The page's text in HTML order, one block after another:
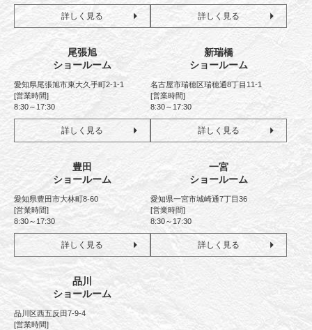
詳しく見る 詳しく見る
尾張旭
ショールーム
愛知県尾張旭市東大久手町2-1-1
[営業時間]
8:30～17:30
詳しく見る
新瑞橋
ショールーム
名古屋市瑞穂区瑞穂通8丁目11-1
[営業時間]
8:30～17:30
詳しく見る
豊田
ショールーム
愛知県豊田市大林町8-60
[営業時間]
8:30～17:30
詳しく見る
一宮
ショールーム
愛知県一宮市城崎通7丁目36
[営業時間]
8:30～17:30
詳しく見る
品川
ショールーム
品川区西五反田7-9-4
[営業時間]